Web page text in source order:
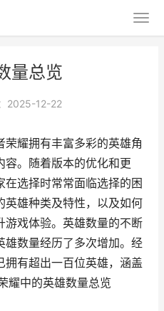
量总览
2025-12-22
耀拥有丰富多彩的英雄角
容。随着版本的优化和更
选择时常常面临选择的困
英雄种类及特性，以及如何
游戏体验。英雄数量的不断
雄数量经历了多次增加。经
有超出一百位英雄，涵盖
耀中的英雄数量总览